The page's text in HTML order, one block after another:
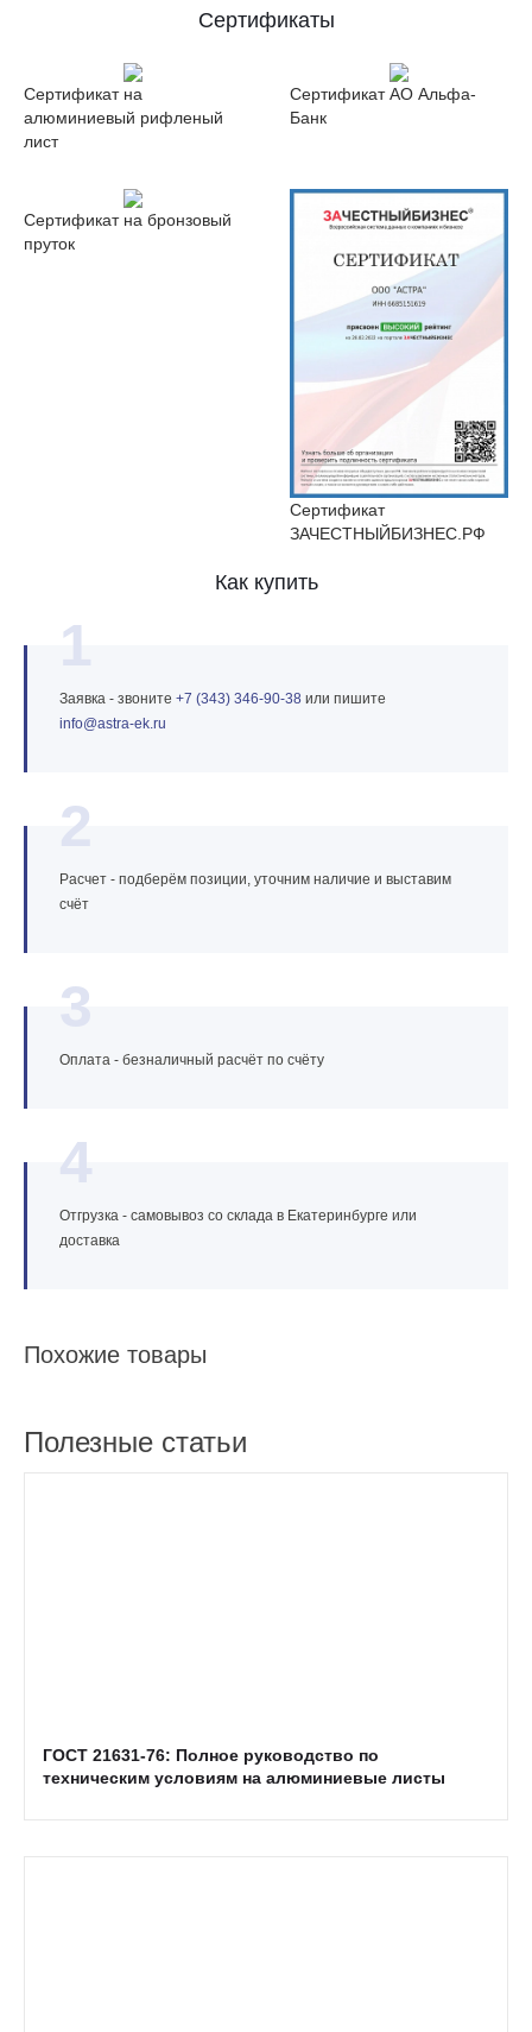
Сертификаты
Сертификат на
алюминиевый рифленый
лист
Сертификат АО Альфа-
Банк
Сертификат на бронзовый
пруток
Сертификат
ЗАЧЕСТНЫЙБИЗНЕС.РФ
Как купить
1
Заявка - звоните +7 (343) 346‑90‑38 или пишите
info@astra‑ek.ru
2
Расчет - подберём позиции, уточним наличие и выставим
счёт
3
Оплата - безналичный расчёт по счёту
4
Отгрузка - самовывоз со склада в Екатеринбурге или
доставка
Похожие товары
Полезные статьи
ГОСТ 21631-76: Полное руководство по
техническим условиям на алюминиевые листы